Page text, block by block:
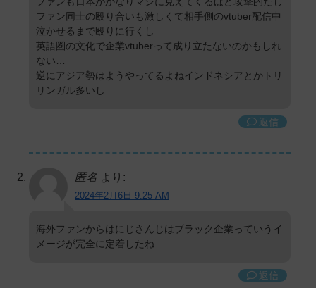
ファン同士の殴り合いも激しくて相手側のvtuber配信中
泣かせるまで殴りに行くし
英語圏の文化で企業vtuberって成り立たないのかもしれ
ない…
逆にアジア勢はようやってるよねインドネシアとかトリ
リンガル多いし
返信
匿名 より:
2024年2月6日 9:25 AM
海外ファンからはにじさんじはブラック企業っていうイ
メージが完全に定着したね
返信